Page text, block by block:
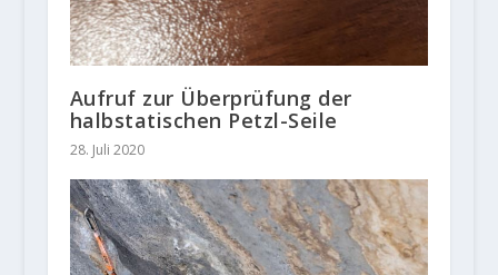
Aufruf zur Überprüfung der
halbstatischen Petzl-Seile
28. Juli 2020